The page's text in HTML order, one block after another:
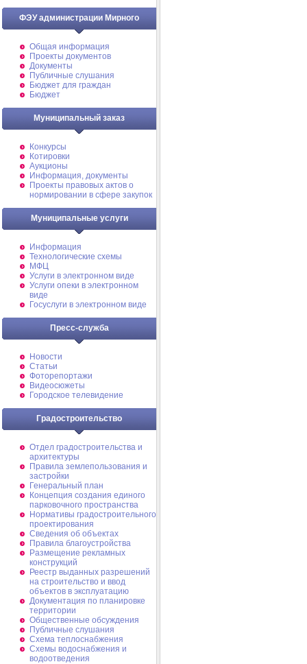
ФЭУ администрации Мирного
Общая информация
Проекты документов
Документы
Публичные слушания
Бюджет для граждан
Бюджет
Муниципальный заказ
Конкурсы
Котировки
Аукционы
Информация, документы
Проекты правовых актов о
нормировании в сфере закупок
Муниципальные услуги
Информация
Технологические схемы
МФЦ
Услуги в электронном виде
Услуги опеки в электронном
виде
Госуслуги в электронном виде
Пресс-служба
Новости
Статьи
Фоторепортажи
Видеосюжеты
Городское телевидение
Градостроительство
Отдел градостроительства и
архитектуры
Правила землепользования и
застройки
Генеральный план
Концепция создания единого
парковочного пространства
Нормативы градостроительного
проектирования
Сведения об объектах
Правила благоустройства
Размещение рекламных
конструкций
Реестр выданных разрешений
на строительство и ввод
объектов в эксплуатацию
Документация по планировке
территории
Общественные обсуждения
Публичные слушания
Схема теплоснабжения
Схемы водоснабжения и
водоотведения